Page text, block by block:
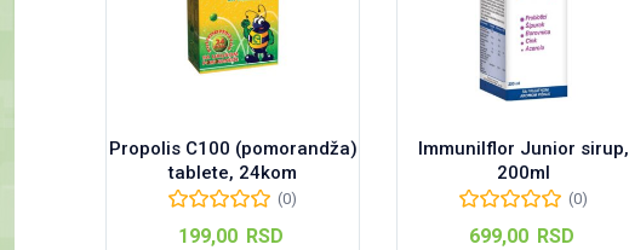
Propolis C100 (pomorandža)
tablete, 24kom
(0)
199,00 RSD
Immunilflor Junior sirup,
200ml
(0)
699,00 RSD